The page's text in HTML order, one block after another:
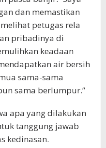
dan memastikan
petugas rela
pribadinya di
keadaan
air bersih
sama-sama
sama berlumpur.”
apa yang dilakukan
tanggung jawab
kedinasan.